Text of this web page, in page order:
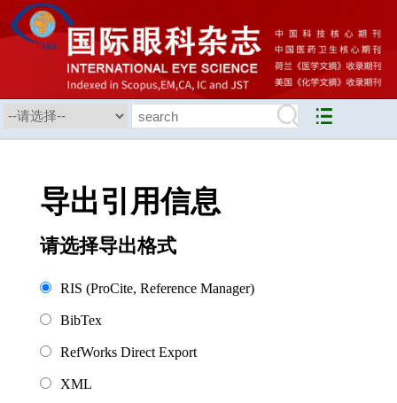
导出引用信息
请选择导出格式
RIS (ProCite, Reference Manager)
BibTex
RefWorks Direct Export
XML